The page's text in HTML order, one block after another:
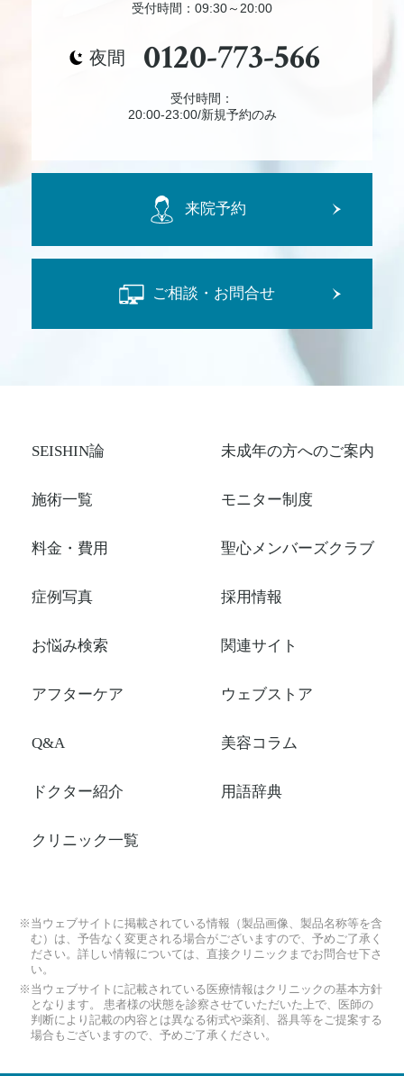
受付時間：09:30～20:00
夜間 0120-773-566
受付時間：
20:00-23:00/新規予約のみ
来院予約
ご相談・お問合せ
SEISHIN論
施術一覧
料金・費用
症例写真
お悩み検索
アフターケア
Q&A
ドクター紹介
クリニック一覧
未成年の方へのご案内
モニター制度
聖心メンバーズクラブ
採用情報
関連サイト
ウェブストア
美容コラム
用語辞典
※当ウェブサイトに掲載されている情報（製品画像、製品名称等を含
む）は、予告なく変更される場合がございますので、予めご了承く
ださい。詳しい情報については、直接クリニックまでお問合せ下さ
い。
※当ウェブサイトに記載されている医療情報はクリニックの基本方針
となります。 患者様の状態を診察させていただいた上で、医師の
判断により記載の内容とは異なる術式や薬剤、器具等をご提案する
場合もございますので、予めご了承ください。